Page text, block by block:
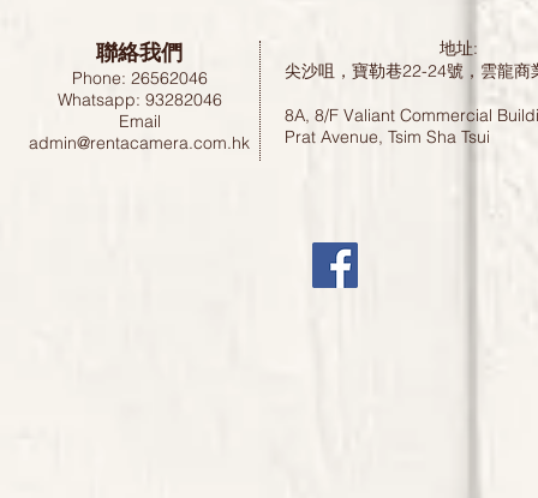
聯絡我們
Phone: 26562046
Whatsapp: 93282046
Email
admin@rentacamera.com.hk
地址:
尖沙咀，寶勒巷22-24號，雲龍
8A, 8/F Valiant Commercial
Prat Avenue, Tsim Sha Tsui